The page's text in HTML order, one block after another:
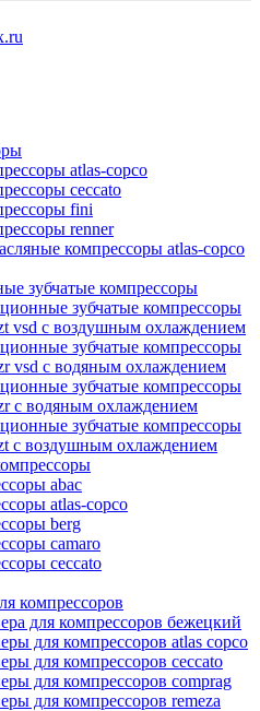
atlas-copco
ceccato
fini
renner
компрессоры atlas-copco
зубчатые компрессоры
зубчатые компрессоры
vsd с воздушным охлаждением
зубчатые компрессоры
vsd с водяным охлаждением
зубчатые компрессоры
с водяным охлаждением
зубчатые компрессоры
с воздушным охлаждением
abac
atlas-copco
berg
camaro
ceccato
компрессоров
для компрессоров бежецкий
для компрессоров atlas copco
для компрессоров ceccato
для компрессоров comprag
для компрессоров remeza